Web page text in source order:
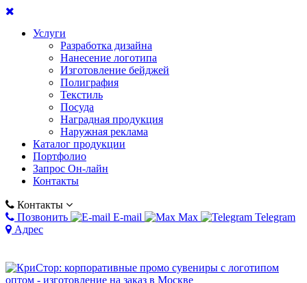
Услуги
Разработка дизайна
Нанесение логотипа
Изготовление бейджей
Полиграфия
Текстиль
Посуда
Наградная продукция
Наружная реклама
Каталог продукции
Портфолио
Запрос Он-лайн
Контакты
Контакты
Позвонить
E-mail Max
Telegram
Адрес